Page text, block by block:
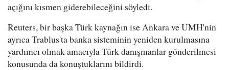
açığını kısmen giderebileceğini söyledi.
Reuters, bir başka Türk kaynağın ise Ankara ve UMH'nin
ayrıca Trablus'ta banka sisteminin yeniden kurulmasına
yardımcı olmak amacıyla Türk danışmanlar gönderilmesi
konusunda da konuştuklarını bildirdi.